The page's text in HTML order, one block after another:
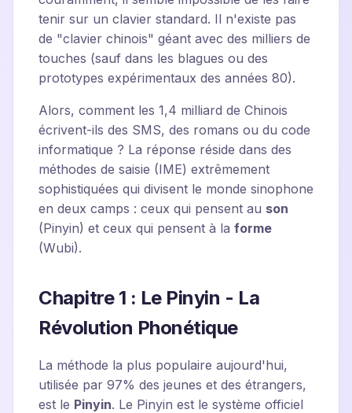
tenir sur un clavier standard. Il n'existe pas
de "clavier chinois" géant avec des milliers de
touches (sauf dans les blagues ou des
prototypes expérimentaux des années 80).
Alors, comment les 1,4 milliard de Chinois
écrivent-ils des SMS, des romans ou du code
informatique ? La réponse réside dans des
méthodes de saisie (IME) extrêmement
sophistiquées qui divisent le monde sinophone
en deux camps : ceux qui pensent au son
(Pinyin) et ceux qui pensent à la forme
(Wubi).
Chapitre 1 : Le Pinyin - La
Révolution Phonétique
La méthode la plus populaire aujourd'hui,
utilisée par 97% des jeunes et des étrangers,
est le Pinyin. Le Pinyin est le système officiel